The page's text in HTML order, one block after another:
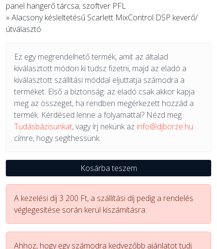
panel hangerő tárcsa; szoftver PFL
» Alacsony késleltetésű Scarlett MixControl DSP keverő/
útválasztó
Ez egy megrendelhető termék, amit az általad
kiválasztott módon ki tudsz fizetni, majd az eladó a
kiválasztott szállítási móddal eljuttatja számodra a
terméket. Első a biztonság: az eladó csak akkor kapja
meg az összeget, ha rendben megérkezett hozzád a
termék. Kérdésed lenne a folyamattal? Nézd meg
Tudásbázisunkat, vagy írj nekünk az info@djborze.hu
címre, hogy segíthessünk.
Kosárba teszem
A kezelési díj 3 200 Ft, a szállítási díj pedig a rendelés
véglegesítése során kerül kiszámításra.
Ahhoz, hogy egy számodra kedvezőbb ajánlatot tudj